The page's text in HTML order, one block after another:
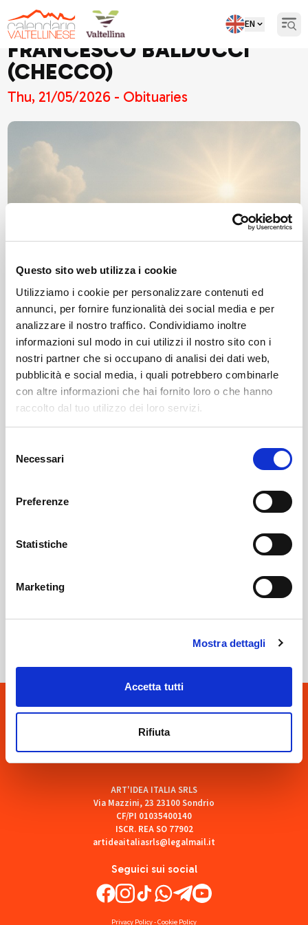
Questo sito web utilizza i cookie
Utilizziamo i cookie per personalizzare contenuti ed
annunci, per fornire funzionalità dei social media e per
analizzare il nostro traffico. Condividiamo inoltre
informazioni sul modo in cui utilizzi il nostro sito con i
nostri partner che si occupano di analisi dei dati web,
pubblicità e social media, i quali potrebbero combinarle
con altre informazioni che hai fornito loro o che hanno
raccolto dal tuo utilizzo dei loro servizi.
delNecessari
Preferenze
Statistiche
Marketing
Mostra dettagli
Accetta tutti
Rifiuta
EN
FRANCESCO BALDUCCI
(CHECCO)
Thu, 21/05/2026 - Obituaries
Sondrio Obituaries
SOF Società Onoranze Funebri
Seguici sui social
ART'IDEA ITALIA SRLS
Via Mazzini, 23 23100 Sondrio
CF/PI 01035400140
ISCR. REA SO 77902
artideaitaliasrls@legalmail.it
Privacy Policy-Cookie Policy